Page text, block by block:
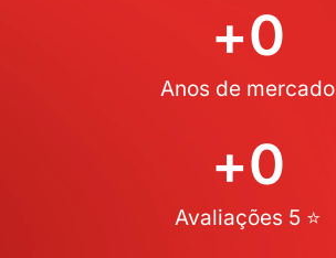
Anos de mercado
+0
Avaliações 5 ⭐
+0